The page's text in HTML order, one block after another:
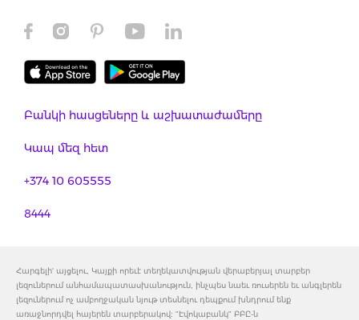
Բանկի հասցեները և աշխատաժամերը
Կապ մեզ հետ
+374 10 605555
8444
Հարգելի' այցելու, Կայքի որեւէ տեղեկատվության վերաբերյալ տարբեր
լեզուներում անհամապատասխանություն, ինչպես նաեւ ռուսերեն եւ անգլերեն
լեզուներում ոչ ամբողջական նյութ տեսնելու դեպքում խնդրում ենք
առաջնորդվել հայերեն տարբերակով: "Էվոկաբանկ" ԲԲԸ-ն